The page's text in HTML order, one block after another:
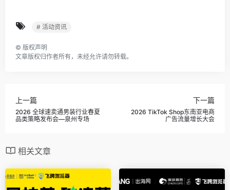
# 活动资讯
© 版权声明
文章版权归作者所有，未经允许请勿转载。
上一篇
2026 全球速卖通男装行业春夏
品类策略发布会—泉州专场
下一篇
2026 TikTok Shop东南亚电商
广告流量增长大会
相关文章